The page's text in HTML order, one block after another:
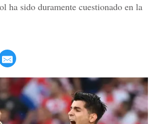
ha sido duramente cuestionado en la